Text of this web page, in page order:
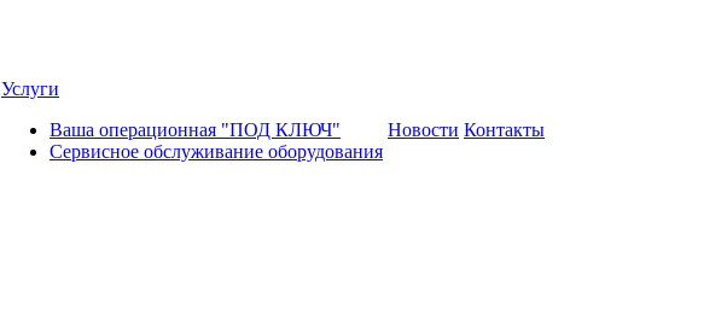
Услуги
Ваша операционная "ПОД КЛЮЧ"
Сервисное обслуживание оборудования
Новости Контакты